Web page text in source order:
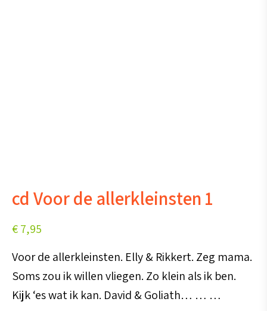
cd Voor de allerkleinsten 1
€7,95
Voor de allerkleinsten. Elly & Rikkert. Zeg mama.
Soms zou ik willen vliegen. Zo klein als ik ben.
Kijk ‘es wat ik kan. David & Goliath… … …